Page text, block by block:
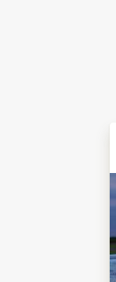
Северный Гоа